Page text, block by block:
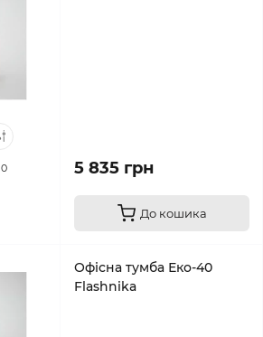
0 5 835 грн
До кошика
Офісна тумба Еко-40
Flashnika